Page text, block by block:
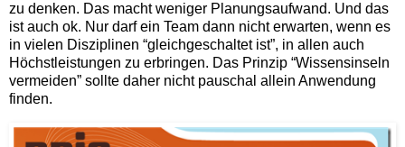
zu denken. Das macht weniger Planungsaufwand. Und das
ist auch ok. Nur darf ein Team dann nicht erwarten, wenn es
in vielen Disziplinen “gleichgeschaltet ist”, in allen auch
Höchstleistungen zu erbringen. Das Prinzip “Wissensinseln
vermeiden” sollte daher nicht pauschal allein Anwendung
finden.